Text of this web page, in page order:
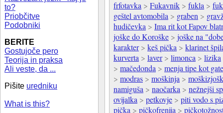
to?
Priobčitve
Podobniki
BERITE
Gostujoče pero
Teorija in praksa
Ali veste, da ...
Pišite uredniku
What is this?
frfotavka > Fukavnik > fukla >
geštel avtomobila > graben >
hudičevka > Ima rit kot Fapov
joške do Koroške > joške na
karakter> keš pička > klarinet
kurverta > laver> limonca > lizika
> mačedonda > menja tipe kot gate
> modras > moškinja >
namiguša > naočarka > nežnejši
ovijalka > petkovje > piti vodo s
pička > pičkofrenija >